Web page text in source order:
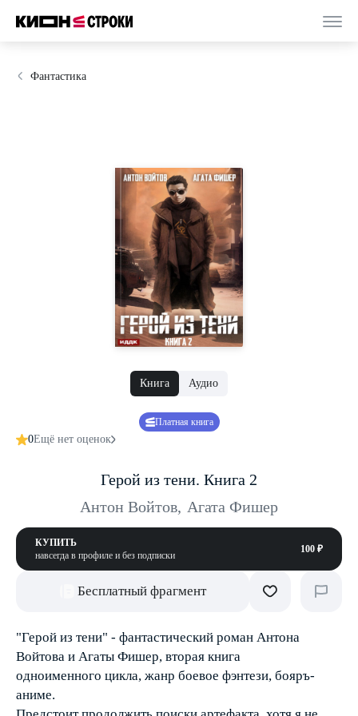
Фантастика
Книга Аудио
Платная книга
0Ещё нет оценок
Герой из тени. Книга 2
Антон Войтов, Агата Фишер
КУПИТЬ
навсегда в профиле и без подписки
100 ₽
Бесплатный фрагмент
"Герой из тени" - фантастический роман Антона
Войтова и Агаты Фишер, вторая книга
одноименного цикла, жанр боевое фэнтези, бояръ-
аниме.